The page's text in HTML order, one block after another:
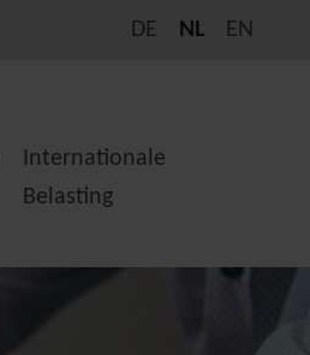
DE NL EN
Internationale
Belasting